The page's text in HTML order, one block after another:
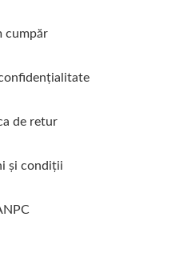
cumpăr
de retur
şi condiţii